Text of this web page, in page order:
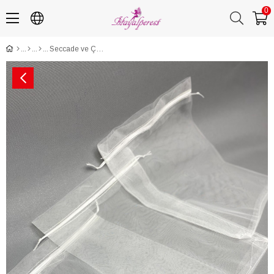
0
Seccade ve Çeyizlik Tül Kese 10 Adet (28*40 cm)